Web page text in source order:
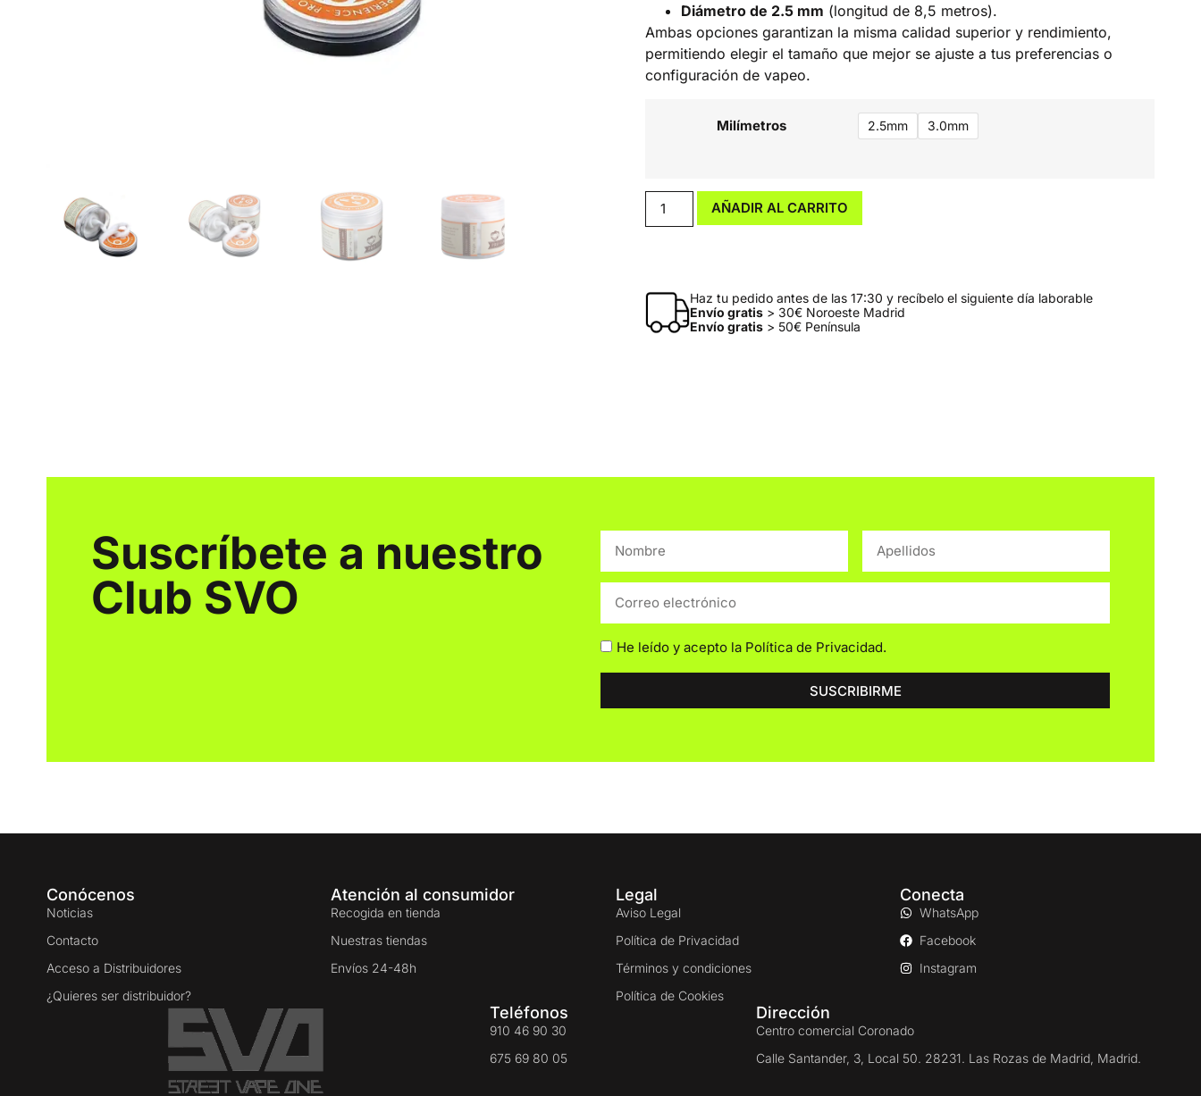
Diámetro de 2.5 mm (longitud de 8,5 metros).
Ambas opciones garantizan la misma calidad superior y rendimiento,
permitiendo elegir el tamaño que mejor se ajuste a tus preferencias o
configuración de vapeo.
Milímetros 2.5mm 3.0mm
AÑADIR AL CARRITO
Haz tu pedido antes de las 17:30 y recíbelo el siguiente día laborable
Envío gratis> 30€ Noroeste Madrid
Envío gratis> 50€ Península
Suscríbete a nuestro
Club SVO
He leído y acepto la Política de Privacidad.
SUSCRIBIRME
Conócenos
Noticias
Contacto
Acceso a Distribuidores
¿Quieres ser distribuidor?
Atención al consumidor
Recogida en tienda
Nuestras tiendas
Envíos 24-48h
Legal
Aviso Legal
Política de Privacidad
Términos y condiciones
Política de Cookies
Conecta
WhatsApp
Facebook
Instagram
Teléfonos
910 46 90 30
675 69 80 05
Dirección
Centro comercial Coronado
Calle Santander, 3, Local 50. 28231. Las Rozas de Madrid, Madrid.